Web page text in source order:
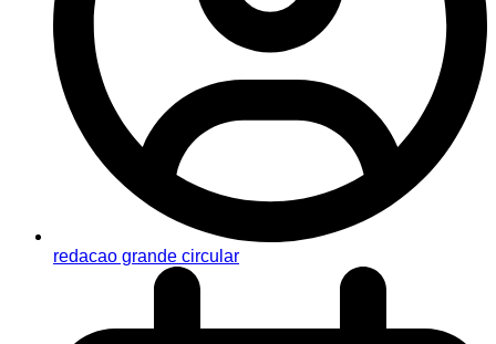
redacao grande circular